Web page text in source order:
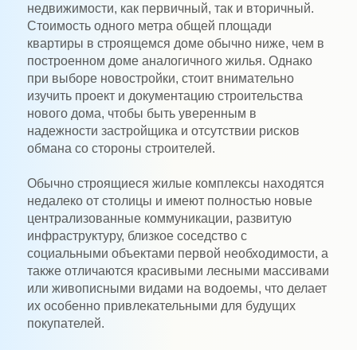
недвижимости, как первичный, так и вторичный.
Стоимость одного метра общей площади
квартиры в строящемся доме обычно ниже, чем в
построенном доме аналогичного жилья. Однако
при выборе новостройки, стоит внимательно
изучить проект и документацию строительства
нового дома, чтобы быть уверенным в
надежности застройщика и отсутствии рисков
обмана со стороны строителей.
Обычно строящиеся жилые комплексы находятся
недалеко от столицы и имеют полностью новые
централизованные коммуникации, развитую
инфраструктуру, близкое соседство с
социальными объектами первой необходимости, а
также отличаются красивыми лесными массивами
или живописными видами на водоемы, что делает
их особенно привлекательными для будущих
покупателей.